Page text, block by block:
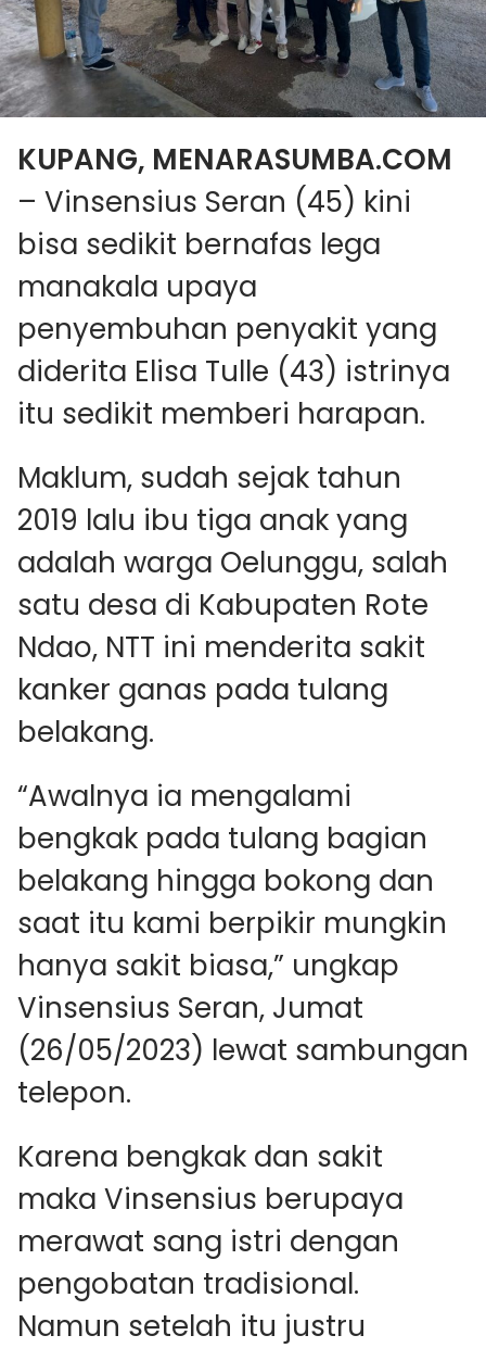
KUPANG, MENARASUMBA.COM
– Vinsensius Seran (45) kini
bisa sedikit bernafas lega
manakala upaya
penyembuhan penyakit yang
diderita Elisa Tulle (43) istrinya
itu sedikit memberi harapan.
Maklum, sudah sejak tahun
2019 lalu ibu tiga anak yang
adalah warga Oelunggu, salah
satu desa di Kabupaten Rote
Ndao, NTT ini menderita sakit
kanker ganas pada tulang
belakang.
“Awalnya ia mengalami
bengkak pada tulang bagian
belakang hingga bokong dan
saat itu kami berpikir mungkin
hanya sakit biasa,” ungkap
Vinsensius Seran, Jumat
(26/05/2023) lewat sambungan
telepon.
Karena bengkak dan sakit
maka Vinsensius berupaya
merawat sang istri dengan
pengobatan tradisional.
Namun setelah itu justru